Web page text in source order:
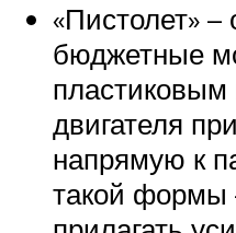
«Пистолет»
бюджетные
пластиковым
двигателя
напрямую к
такой формы